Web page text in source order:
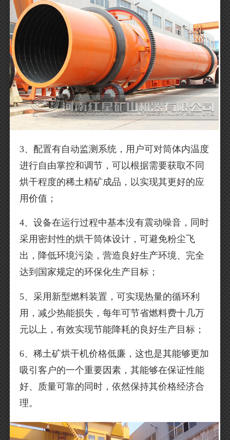
3、配置有自动监测系统，用户可对筒体内温度
进行自由掌控和调节，可以根据需要获取不同
烘干程度的稀土精矿成品，以实现其更好的应
用价值；
4、设备在运行过程中基本没有震动噪音，同时
采用密封性的烘干筒体设计，可避免粉尘飞
出，降低环境污染，营造良好生产环境、完全
达到国家规定的环保化生产目标；
5、采用新型燃料装置，可实现热量的循环利
用，减少热能损失，每年可节省燃料费十几万
元以上，有效实现节能降耗的良好生产目标；
6、稀土矿烘干机价格低廉，这也是其能够更加
吸引客户的一个重要因素，其能够在保证性能
好、质量可靠的同时，依然保持其价格经济合
理。